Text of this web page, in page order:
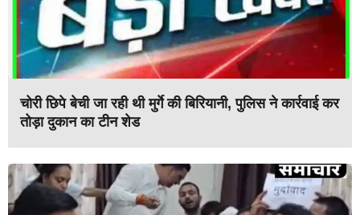
चोरी छिपे बेची जा रही थी मुर्गे की बिरियानी, पुलिस ने कार्रवाई कर
तोड़ा दुकान का टीन शेड